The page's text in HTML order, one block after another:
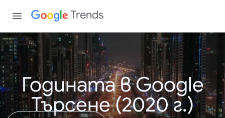
Trends
Годината в Google
Търсене (2020 г.)